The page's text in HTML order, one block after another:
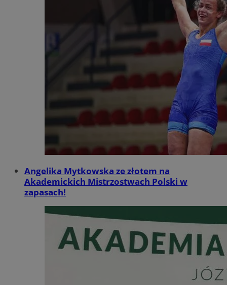
Angelika Mytkowska ze złotem na
Akademickich Mistrzostwach Polski w
zapasach!